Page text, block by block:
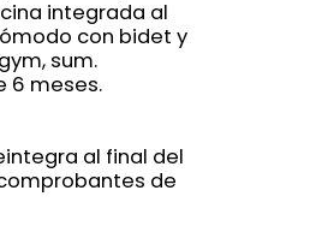
integrada al
con bidet y
sum.
6 meses.
al final del
de